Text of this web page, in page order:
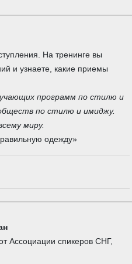
На тренинге вы
и узнаете, какие приемы
программ по стилю и
по стилю и имиджу.
миру.
одежду»
Ассоциации спикеров СНГ,